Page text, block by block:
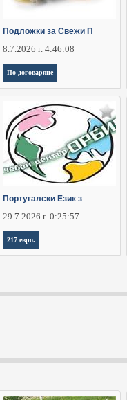
Подложки за Свежи П
8.7.2026 г. 4:46:08
По договаряне
Португалски Език з
29.7.2026 г. 0:25:57
217 евро.